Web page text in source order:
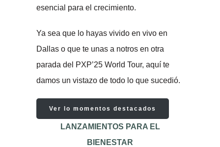
esencial para el crecimiento.
Ya sea que lo hayas vivido en vivo en
Dallas o que te unas a notros en otra
parada del PXP’25 World Tour, aquí te
damos un vistazo de todo lo que sucedió.
Ver lo momentos destacados
LANZAMIENTOS PARA EL
BIENESTAR